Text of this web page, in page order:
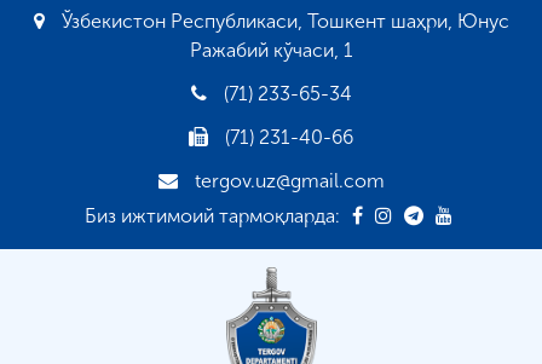
Ўзбекистон Республикаси, Тошкент шаҳри, Юнус
Ражабий кўчаси, 1
(71) 233-65-34
(71) 231-40-66
tergov.uz@gmail.com
Биз ижтимоий тармоқларда: